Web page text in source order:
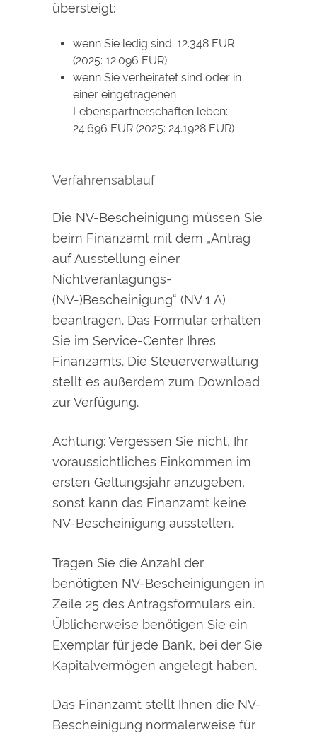
übersteigt:
wenn Sie ledig sind: 12.348 EUR
(2025: 12.096 EUR)
wenn Sie verheiratet sind oder in
einer eingetragenen
Lebenspartnerschaften leben:
24.696 EUR (2025: 24.1928 EUR)
Verfahrensablauf
Die NV-Bescheinigung müssen Sie
beim Finanzamt mit dem „Antrag
auf Ausstellung einer
Nichtveranlagungs-
(NV-)Bescheinigung“ (NV 1 A)
beantragen. Das Formular erhalten
Sie im Service-Center Ihres
Finanzamts. Die Steuerverwaltung
stellt es außerdem zum Download
zur Verfügung.
Achtung: Vergessen Sie nicht, Ihr
voraussichtliches Einkommen im
ersten Geltungsjahr anzugeben,
sonst kann das Finanzamt keine
NV-Bescheinigung ausstellen.
Tragen Sie die Anzahl der
benötigten NV-Bescheinigungen in
Zeile 25 des Antragsformulars ein.
Üblicherweise benötigen Sie ein
Exemplar für jede Bank, bei der Sie
Kapitalvermögen angelegt haben.
Das Finanzamt stellt Ihnen die NV-
Bescheinigung normalerweise für